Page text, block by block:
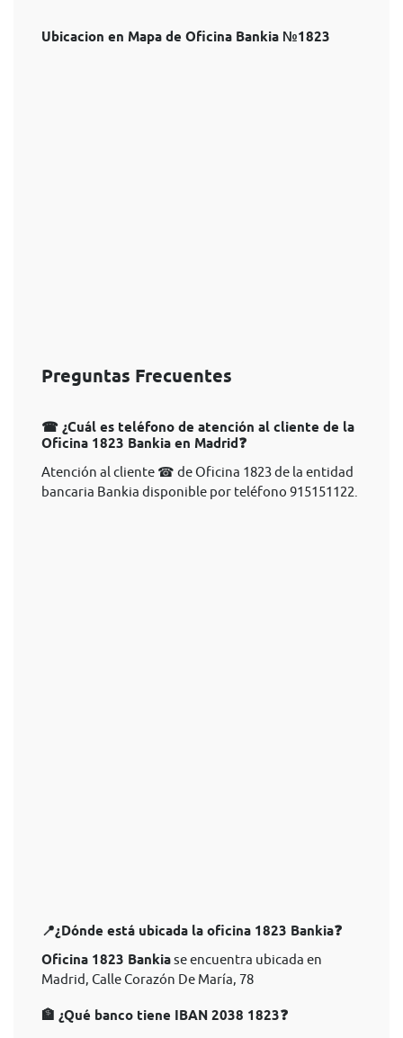
Ubicacion en Mapa de Oficina Bankia №1823
Preguntas Frecuentes
☎ ¿Cuál es teléfono de atención al cliente de la
Oficina 1823 Bankia en Madrid❓
Atención al cliente ☎ de Oficina 1823 de la entidad
bancaria Bankia disponible por teléfono 915151122.
📍¿Dónde está ubicada la oficina 1823 Bankia❓
Oficina 1823 Bankiase encuentra ubicada en
Madrid, Calle Corazón De María, 78
🏦 ¿Qué banco tiene IBAN 2038 1823❓